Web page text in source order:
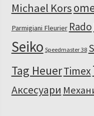
Michael Kors
Parmigiani Fleurier Rado
Seiko Speedmaster 38
Tag HeuerTimex
Аксесуари